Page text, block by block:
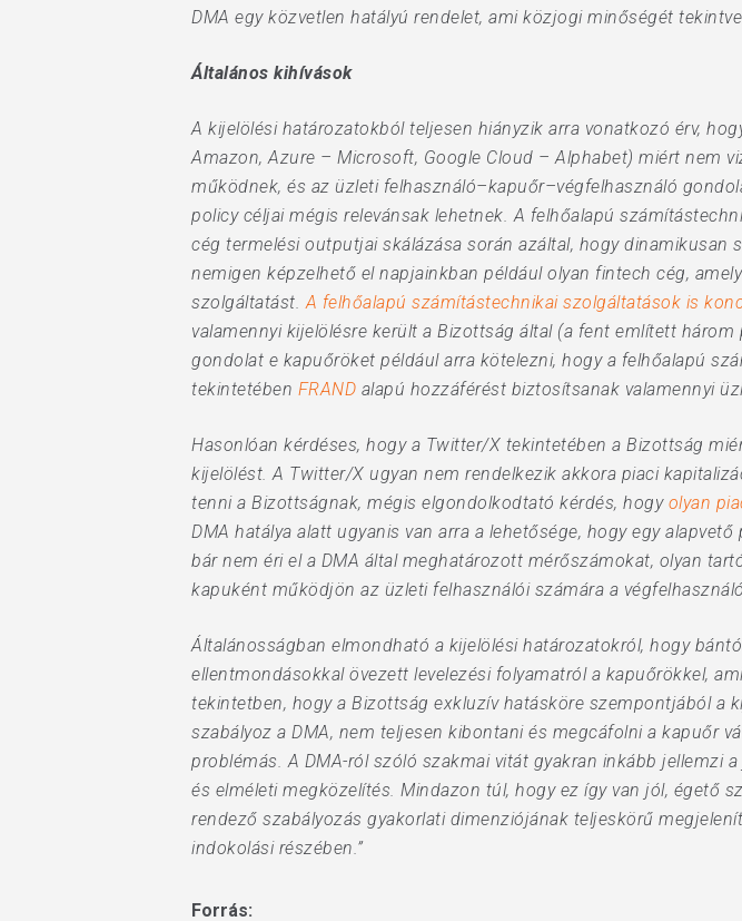
DMA egy közvetlen hatályú rendelet, ami közjogi minőségét
Általános kihívások
A kijelölési határozatokból teljesen hiányzik arra vonatkozó érv,
Amazon, Azure – Microsoft, Google Cloud – Alphabet) miért nem
működnek, és az üzleti felhasználó–kapuőr–végfelhasználó
policy céljai mégis relevánsak lehetnek. A felhőalapú
cég termelési outputjai skálázása során azáltal, hogy
nemigen képzelhető el napjainkban például olyan fintech cég,
szolgáltatást.A felhőalapú számítástechnikai szolgáltatások is
valamennyi kijelölésre került a Bizottság által (a fent említett
gondolat e kapuőröket például arra kötelezni, hogy a felhőalapú
tekintetében FRAND alapú hozzáférést biztosítsanak valamennyi
Hasonlóan kérdéses, hogy a Twitter/X tekintetében a Bizottság
kijelölést. A Twitter/X ugyan nem rendelkezik akkora piaci
tenni a Bizottságnak, mégis elgondolkodtató kérdés, hogy olyan
DMA hatálya alatt ugyanis van arra a lehetősége, hogy egy
bár nem éri el a DMA által meghatározott mérőszámokat, olyan
kapuként működjön az üzleti felhasználói számára a
Általánosságban elmondható a kijelölési határozatokról, hogy
ellentmondásokkal övezett levelezési folyamatról a kapuőrökkel,
tekintetben, hogy a Bizottság exkluzív hatásköre szempontjából a
szabályoz a DMA, nem teljesen kibontani és megcáfolni a kapuőr
problémás. A DMA-ról szóló szakmai vitát gyakran inkább jellemzi
és elméleti megközelítés. Mindazon túl, hogy ez így van jól, égető
rendező szabályozás gyakorlati dimenziójának teljeskörű
indokolási részében.”
Forrás: